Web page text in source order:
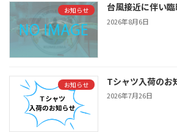
お知らせ 台風接近に伴い
2026年8月6日
お知らせ Tシャツ入荷のお
2026年7月26日